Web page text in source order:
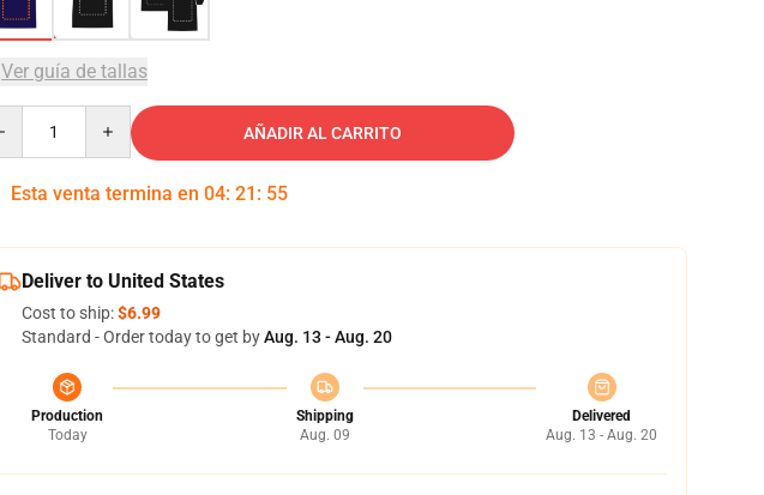
Ver guía de tallas
AÑADIR AL CARRITO
Esta venta termina en 04: 21 : 54
Deliver to United States
Cost to ship:$6.99
Standard - Order today to get byAug. 13 - Aug. 20
Production
Today
Shipping
Aug. 09
Delivered
Aug. 13 - Aug. 20